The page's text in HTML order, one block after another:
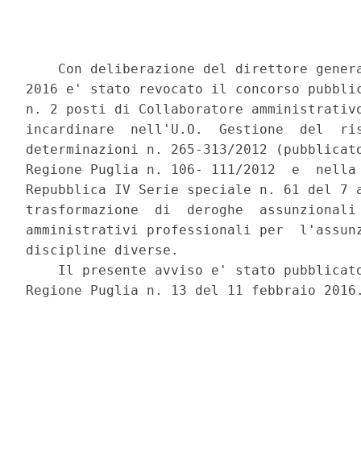
Con deliberazione del direttore
2016 e' stato revocato il concorso
n. 2 posti di Collaboratore
incardinare  nell'U.O.  Gestione  del
determinazioni n. 265-313/2012
Regione Puglia n. 106- 111/2012  e
Repubblica IV Serie speciale n. 61 del
trasformazione  di  deroghe
amministrativi professionali per
discipline diverse.
Il presente avviso e' stato
Regione Puglia n. 13 del 11 febbraio